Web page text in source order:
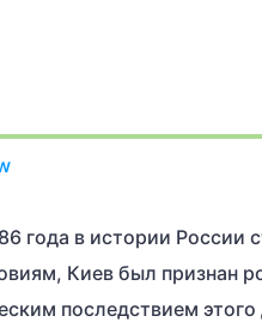
года в истории России
Киев был признан
последствием